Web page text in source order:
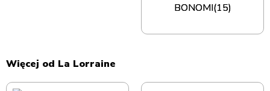
BONOMI(15)
Więcej od La Lorraine